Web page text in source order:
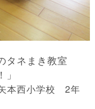
タネまき教室
本西小学校 2年